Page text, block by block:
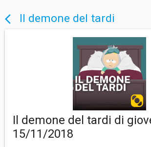
arrow_back_ios Il demone del tardi
Il demone del tardi di
15/11/2018